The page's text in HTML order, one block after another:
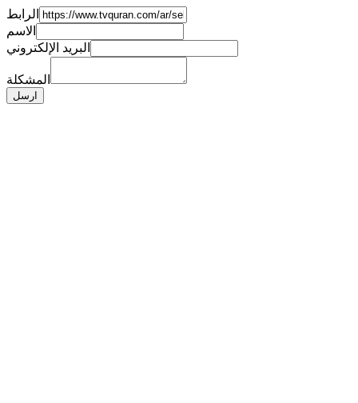
الرابط
الاسم
البريد الإلكتروني
المشكلة
ارسل